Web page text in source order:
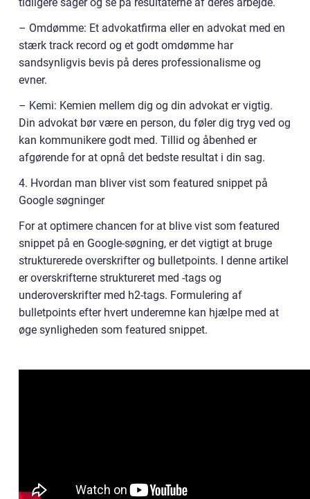
– Omdømme: Et advokatfirma eller en advokat med en
stærk track record og et godt omdømme har
sandsynligvis bevis på deres professionalisme og
evner.
– Kemi: Kemien mellem dig og din advokat er vigtig.
Din advokat bør være en person, du føler dig tryg ved og
kan kommunikere godt med. Tillid og åbenhed er
afgørende for at opnå det bedste resultat i din sag.
4. Hvordan man bliver vist som featured snippet på
Google søgninger
For at optimere chancen for at blive vist som featured
snippet på en Google-søgning, er det vigtigt at bruge
strukturerede overskrifter og bulletpoints. I denne artikel
er overskrifterne struktureret med -tags og
underoverskrifter med h2-tags. Formulering af
bulletpoints efter hvert underemne kan hjælpe med at
øge synligheden som featured snippet.